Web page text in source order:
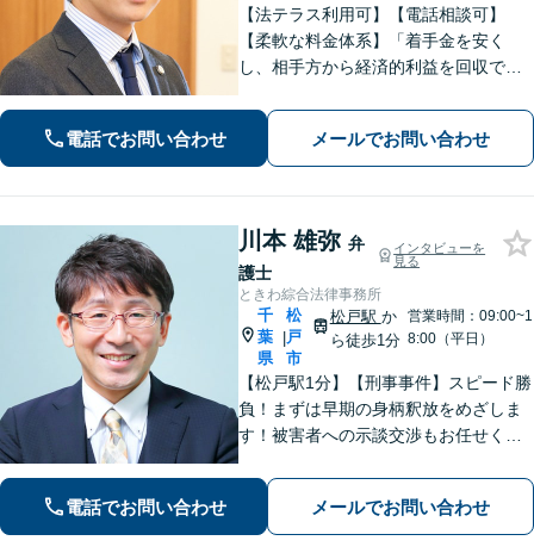
【法テラス利用可】【電話相談可】
【柔軟な料金体系】「着手金を安く
し、相手方から経済的利益を回収でき
可能です。離婚・男女問題、借金・債
通事故 など【柏駅5分】
電話でお問い合わせ メールでお問い合わせ
川本 雄弥 弁
護士
インタビューを
見る
ときわ綜合法律事務所
千
葉
県
|
松
戸
市
松戸駅 か
ら徒歩1分
営業時間：09:00~1
8:00（平日）
【松戸駅1分】【刑事事件】スピード勝
負！まずは早期の身柄釈放をめざしま
す！被害者への示談交渉もお任せくだ
も」で悩んでいませんか？証拠の集め
方や交渉の進め方には自信がありま
す。調停もお任せください。
電話でお問い合わせ メールでお問い合わせ